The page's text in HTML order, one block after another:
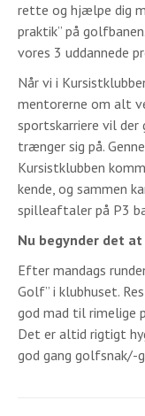
rette og hjælpe dig
praktik” på
vores 3 uddannede
Når vi i
mentorerne om alt
sportskarriere vil
trænger sig på.
Kursistklubben
kende, og sammen
spilleaftaler
Nu begynder det
Efter mandags
Golf” i klubhuset.
god mad til rimelige
Det er altid rigtigt
god gang golfsnak/-